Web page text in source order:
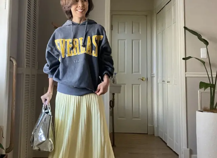
エクラ掲載品
エクラ限定アイテム
イーバイエクラ
FOLLOW US
ファッション、ライフスタイル、
そしてエクラの美意識を、SNSで発信しています。